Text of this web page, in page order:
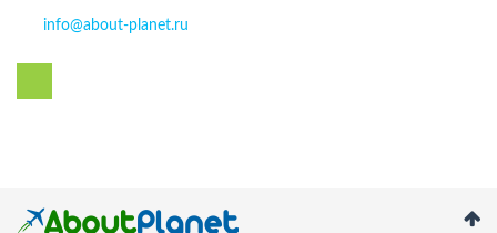
info@about-planet.ru